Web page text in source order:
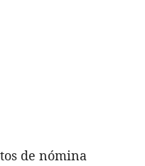
de nómina